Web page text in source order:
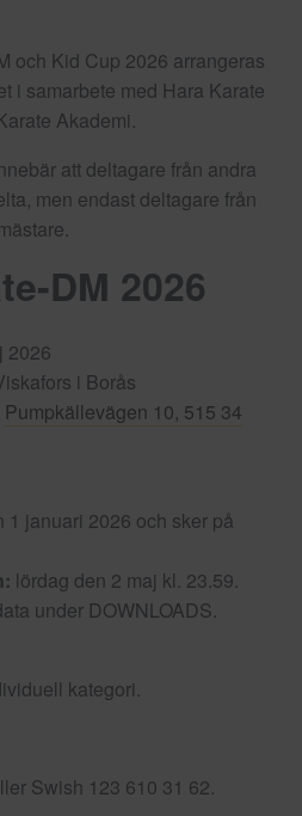
och Kid Cup 2026 arrangeras
i samarbete med Hara Karate
Akademi.
att deltagare från andra
men endast deltagare från
DM 2026
2026
i Borås
Pumpkällevägen 10, 515 34
1 januari 2026 och sker på
lördag den 2 maj kl. 23.59.
under DOWNLOADS.
kategori.
Swish 123 610 31 62.